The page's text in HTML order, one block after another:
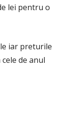
lei pentru o
iar preturile
de anul